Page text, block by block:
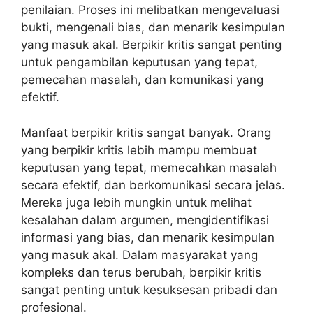
penilaian. Proses ini melibatkan mengevaluasi
bukti, mengenali bias, dan menarik kesimpulan
yang masuk akal. Berpikir kritis sangat penting
untuk pengambilan keputusan yang tepat,
pemecahan masalah, dan komunikasi yang
efektif.
Manfaat berpikir kritis sangat banyak. Orang
yang berpikir kritis lebih mampu membuat
keputusan yang tepat, memecahkan masalah
secara efektif, dan berkomunikasi secara jelas.
Mereka juga lebih mungkin untuk melihat
kesalahan dalam argumen, mengidentifikasi
informasi yang bias, dan menarik kesimpulan
yang masuk akal. Dalam masyarakat yang
kompleks dan terus berubah, berpikir kritis
sangat penting untuk kesuksesan pribadi dan
profesional.